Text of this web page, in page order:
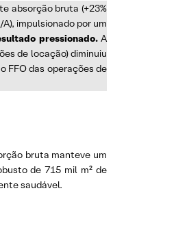
absorção bruta (+23%
impulsionado por um
pressionado.A
de locação) diminuiu
FFO das operações de
bruta manteve um
de 715 mil m² de
saudável.